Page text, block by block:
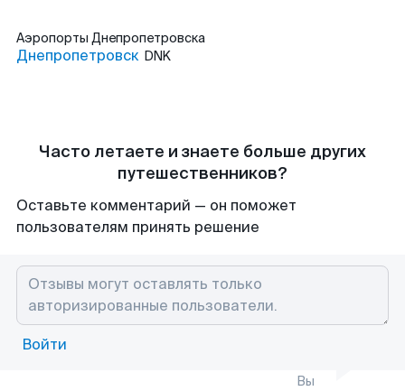
Аэропорты Днепропетровска
Днепропетровск DNK
Часто летаете и знаете больше других
путешественников?
Оставьте комментарий — он поможет
пользователям принять решение
Войти
Вы